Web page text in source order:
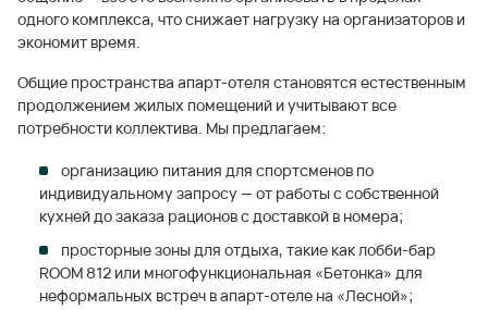
одного комплекса, что снижает нагрузку на организаторов и
экономит время.
Общие пространства апарт-отеля становятся естественным
продолжением жилых помещений и учитывают все
потребности коллектива. Мы предлагаем:
организацию питания для спортсменов по
индивидуальному запросу — от работы с собственной
кухней до заказа рационов с доставкой в номера;
просторные зоны для отдыха, такие как лобби-бар
ROOM 812 или многофункциональная «Бетонка» для
неформальных встреч в апарт-отеле на «Лесной»;